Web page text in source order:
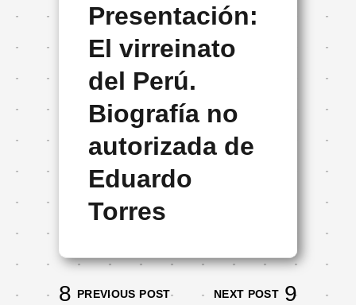
Presentación:
El virreinato
del Perú.
Biografía no
autorizada de
Eduardo
Torres
PREVIOUS POST NEXT POST